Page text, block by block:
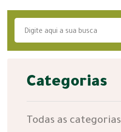
Categorias
Todas as categorias